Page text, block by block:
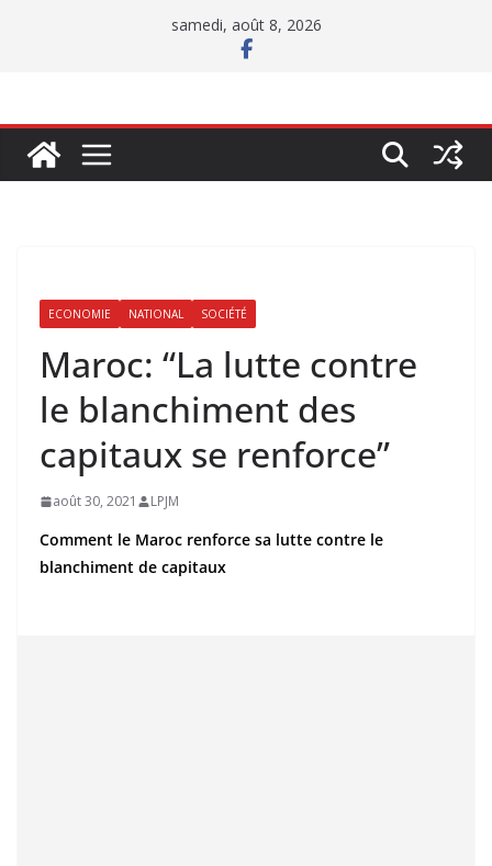
samedi, août 8, 2026
ECONOMIE NATIONAL SOCIÉTÉ
Maroc: “La lutte contre
le blanchiment des
capitaux se renforce”
août 30, 2021 LPJM
Comment le Maroc renforce sa lutte contre le
blanchiment de capitaux